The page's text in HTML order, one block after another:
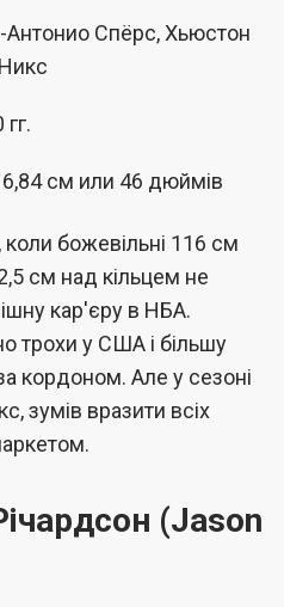
Спёрс, Хьюстон
см или 46 дюймів
божевільні 116 см
см над кільцем не
кар'єру в НБА.
трохи у США і більшу
кордоном. Але у сезоні
зумів вразити всіх
(Jason